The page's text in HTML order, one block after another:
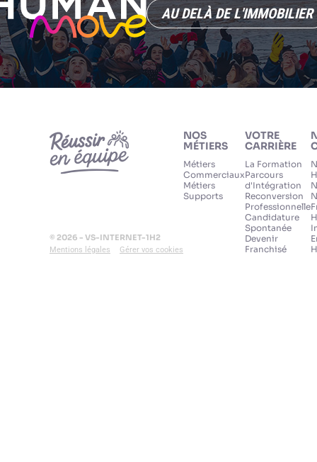
AU DELÀ DE L'IMMOBILIER
© 2026 - VS-INTERNET-1H2
Mentions légales Gérer vos cookies
NOS
MÉTIERS
Métiers
Commerciaux
Métiers
Supports
VOTRE
CARRIÈRE
La Formation
Parcours
d'Intégration
Reconversion
Professionnelle
Candidature
Spontanée
Devenir
Franchisé